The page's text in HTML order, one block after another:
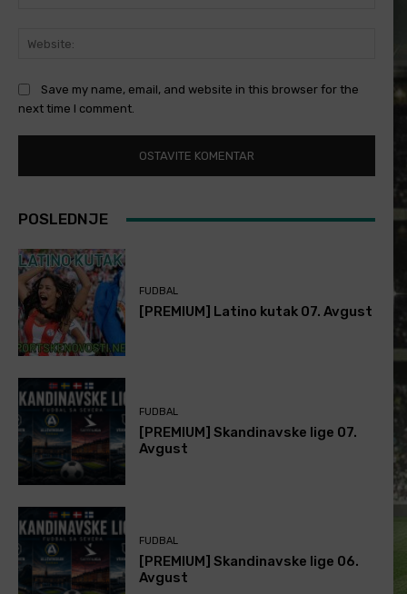
Save my name, email, and website in this browser for the
next time I comment.
POSLEDNJE
FUDBAL
[PREMIUM] Latino kutak 07. Avgust
FUDBAL
[PREMIUM] Skandinavske lige 07.
Avgust
FUDBAL
[PREMIUM] Skandinavske lige 06.
Avgust